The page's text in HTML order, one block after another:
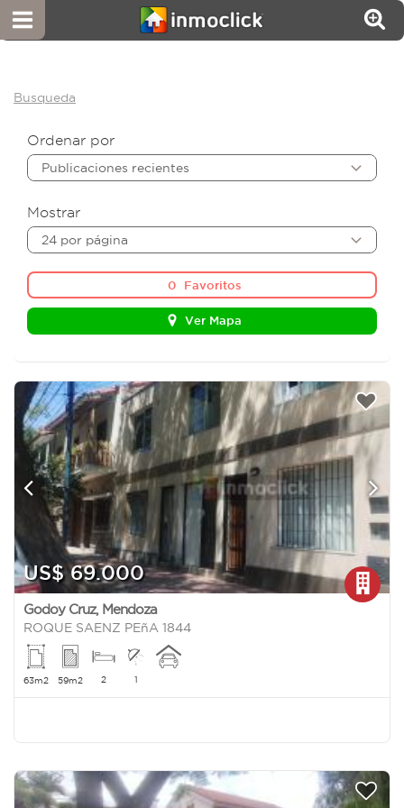
Busqueda
Ordenar por
Publicaciones recientes
Mostrar
24 por página
0 Favoritos
Ver Mapa
US$ 69.000
Godoy Cruz, Mendoza
ROQUE SAENZ PEñA 1844
63m2 59m2 2 1